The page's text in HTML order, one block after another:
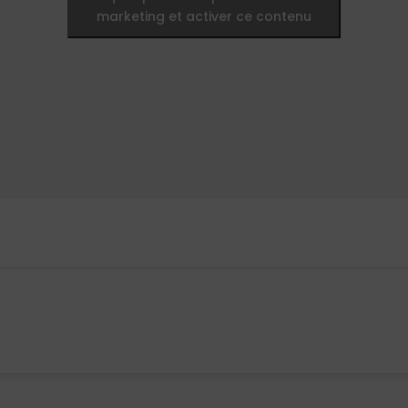
marketing et activer ce contenu